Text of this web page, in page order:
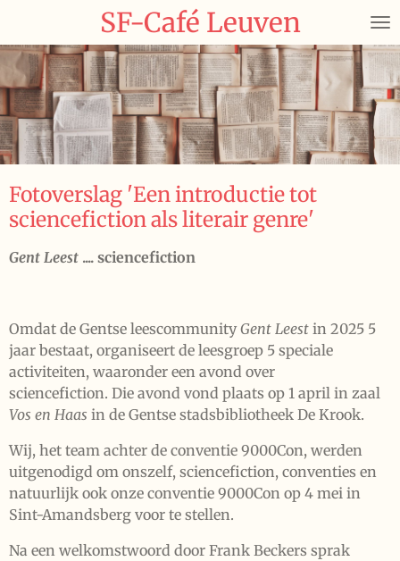
naar
de
hoofdinhoud
SF-Café Leuven
Fotoverslag 'Een introductie tot
sciencefiction als literair genre'
Gent Leest .... sciencefiction
Omdat de Gentse leescommunityGent Leest in 2025 5
jaar bestaat, organiseert de leesgroep 5 speciale
activiteiten, waaronder een avond over
sciencefiction. Die avond vond plaats op 1 april in zaal
Vos en Haas in de Gentse stadsbibliotheek De Krook.
Wij, het team achter de conventie 9000Con, werden
uitgenodigd om onszelf, sciencefiction, conventies en
natuurlijk ook onze conventie 9000Con op 4 mei in
Sint-Amandsberg voor te stellen.
Na een welkomstwoord door Frank Beckers sprak